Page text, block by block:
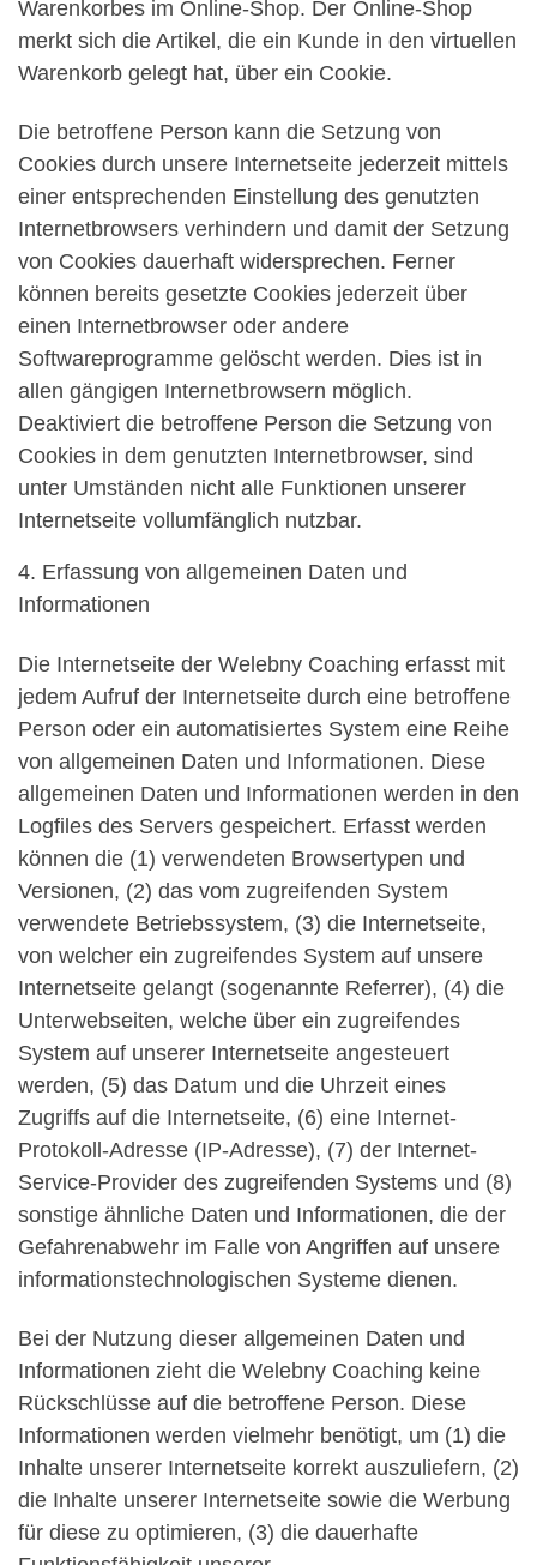
Warenkorbes im Online-Shop. Der Online-Shop
merkt sich die Artikel, die ein Kunde in den virtuellen
Warenkorb gelegt hat, über ein Cookie.
Die betroffene Person kann die Setzung von
Cookies durch unsere Internetseite jederzeit mittels
einer entsprechenden Einstellung des genutzten
Internetbrowsers verhindern und damit der Setzung
von Cookies dauerhaft widersprechen. Ferner
können bereits gesetzte Cookies jederzeit über
einen Internetbrowser oder andere
Softwareprogramme gelöscht werden. Dies ist in
allen gängigen Internetbrowsern möglich.
Deaktiviert die betroffene Person die Setzung von
Cookies in dem genutzten Internetbrowser, sind
unter Umständen nicht alle Funktionen unserer
Internetseite vollumfänglich nutzbar.
4. Erfassung von allgemeinen Daten und
Informationen
Die Internetseite der Welebny Coaching erfasst mit
jedem Aufruf der Internetseite durch eine betroffene
Person oder ein automatisiertes System eine Reihe
von allgemeinen Daten und Informationen. Diese
allgemeinen Daten und Informationen werden in den
Logfiles des Servers gespeichert. Erfasst werden
können die (1) verwendeten Browsertypen und
Versionen, (2) das vom zugreifenden System
verwendete Betriebssystem, (3) die Internetseite,
von welcher ein zugreifendes System auf unsere
Internetseite gelangt (sogenannte Referrer), (4) die
Unterwebseiten, welche über ein zugreifendes
System auf unserer Internetseite angesteuert
werden, (5) das Datum und die Uhrzeit eines
Zugriffs auf die Internetseite, (6) eine Internet-
Protokoll-Adresse (IP-Adresse), (7) der Internet-
Service-Provider des zugreifenden Systems und (8)
sonstige ähnliche Daten und Informationen, die der
Gefahrenabwehr im Falle von Angriffen auf unsere
informationstechnologischen Systeme dienen.
Bei der Nutzung dieser allgemeinen Daten und
Informationen zieht die Welebny Coaching keine
Rückschlüsse auf die betroffene Person. Diese
Informationen werden vielmehr benötigt, um (1) die
Inhalte unserer Internetseite korrekt auszuliefern, (2)
die Inhalte unserer Internetseite sowie die Werbung
für diese zu optimieren, (3) die dauerhafte